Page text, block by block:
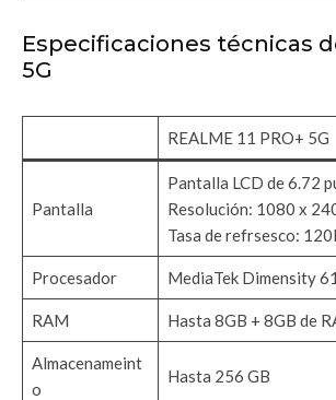
Especificaciones técnicas
5G
REALME 11 PRO+ 5G
Pantalla
Pantalla LCD de 6.72
Resolución: 1080 x
Tasa de refrsesco:
Procesador MediaTek Dimensity
RAM Hasta 8GB + 8GB de
Almacenameint
o
Hasta 256 GB